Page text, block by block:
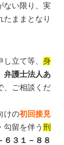
ない限り、実
たままとなり
し立て等、身
弁護士法人あ
、ご相談くだ
けの初回接見
勾留を伴う刑
６３１－８８